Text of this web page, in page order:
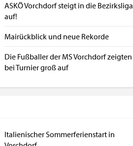
ASKÖ Vorchdorf steigt in die Bezirksliga
auf!
Mairückblick und neue Rekorde
Die Fußballer der MS Vorchdorf zeigten
bei Turnier groß auf
Italienischer Sommerferienstart in